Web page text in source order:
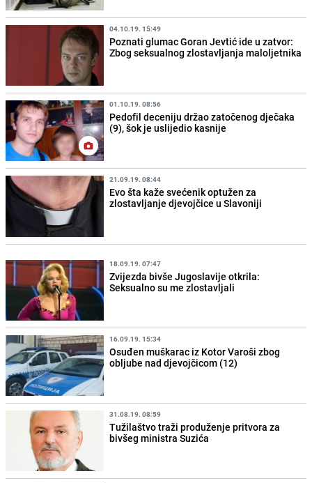
04.10.19. 15:49
Poznati glumac Goran Jevtić ide u zatvor:
Zbog seksualnog zlostavljanja maloljetnika
01.10.19. 08:56
Pedofil deceniju držao zatočenog dječaka
(9), šok je uslijedio kasnije
21.09.19. 08:44
Evo šta kaže svećenik optužen za
zlostavljanje djevojčice u Slavoniji
18.09.19. 07:47
Zvijezda bivše Jugoslavije otkrila:
Seksualno su me zlostavljali
16.09.19. 15:34
Osuđen muškarac iz Kotor Varoši zbog
obljube nad djevojčicom (12)
31.08.19. 08:59
Tužilaštvo traži produženje pritvora za
bivšeg ministra Suzića